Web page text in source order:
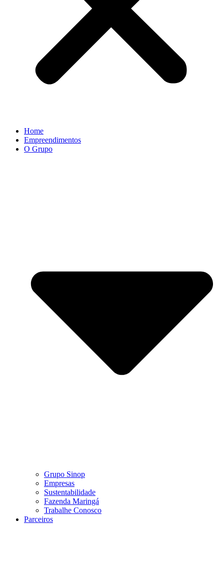
Home
Empreendimentos
O Grupo
Grupo Sinop
Empresas
Sustentabilidade
Fazenda Maringá
Trabalhe Conosco
Parceiros